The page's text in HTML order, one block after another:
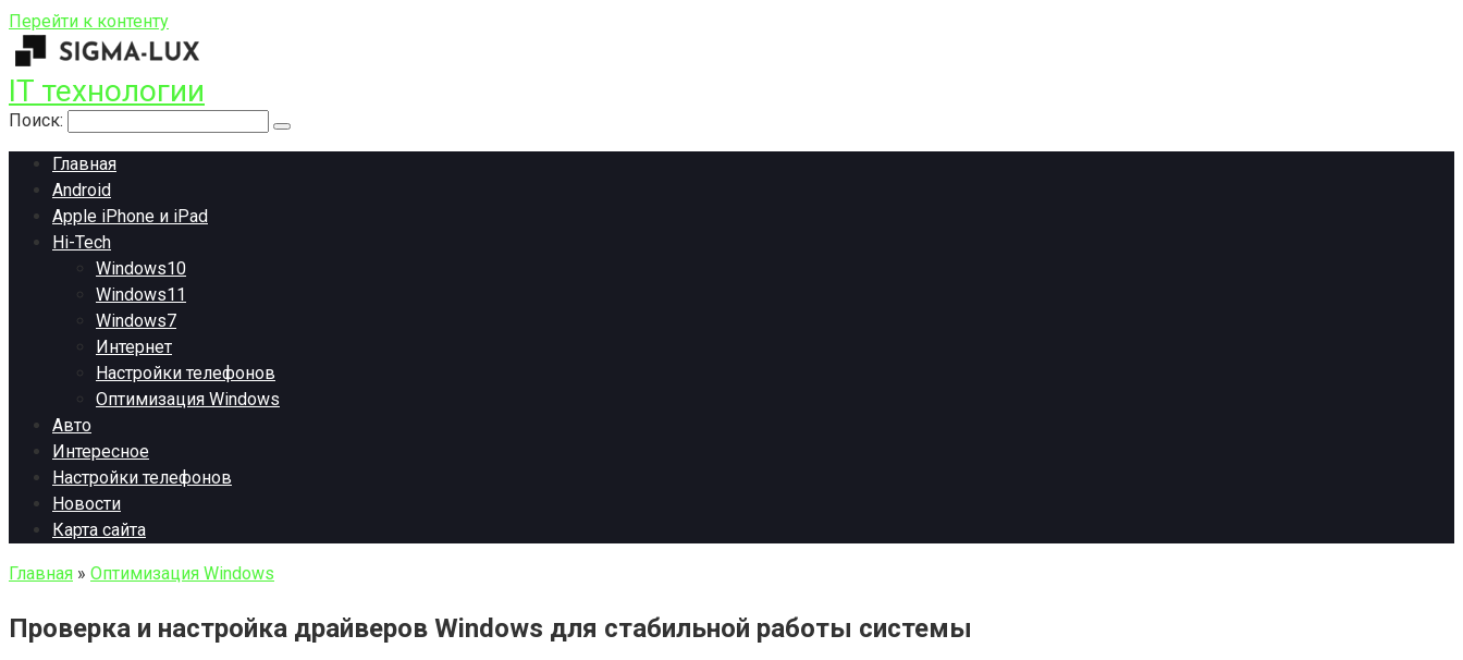
Перейти к контенту
IT технологии
Поиск:
Главная
Android
Apple iPhone и iPad
Hi-Tech
Windows10
Windows11
Windows7
Интернет
Настройки телефонов
Оптимизация Windows
Авто
Интересное
Настройки телефонов
Новости
Карта сайта
Главная » Оптимизация Windows
Проверка и настройка драйверов Windows для стабильной работы системы